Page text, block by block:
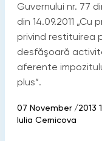
Guvernului nr. 77
din 14.09.2011
privind restituirea
desfăşoară
aferente
plus”.
07 November /2013
Iulia Cernicova